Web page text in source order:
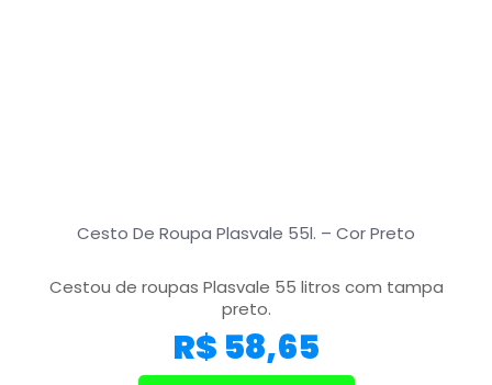
Cesto De Roupa Plasvale 55l. – Cor Preto
Cestou de roupas Plasvale 55 litros com tampa
preto.
R$ 58,65